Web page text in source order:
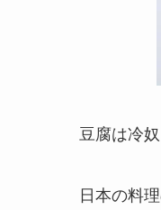
豆腐は冷
日本の料